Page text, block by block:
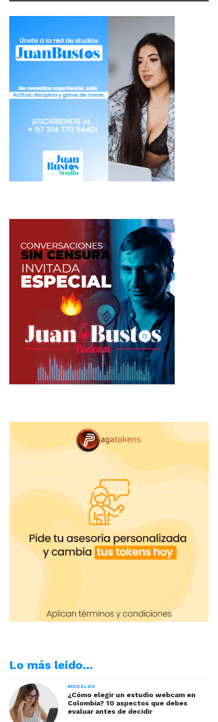
Decora tu room con huevos de colores,
conejos de papel, colores pasteles.
Tomada de: Freepik
Haz juegos donde tus usuarios deban
encontrar los huevos y dentro de ellos
puedes poner algún tipo de show o un
reto picante. Para esto puedes hacer lo
siguiente:
Mete tu reto en papel
píntalo como si fuera un
huevo de Pascua.
Esconde tu dildo. En vez de huevos,
puedes esconder tus dildos y usar el
que tu usuario encuentre.
Puedes hacer bodypaint y pintar tus
senos como si fueran huevos de
Pascua.
Recuerda ante todotener una excelente actitud
los usuarios van agradecer que celebres junto a
ellos y te intereses por aprender su cultura.
¡Ponte creativa y a
jugar!
Lo más leído…
MODELOS
¿Cómo elegir un estudio webcam en
Colombia? 10 aspectos que debes
evaluar antes de decidir